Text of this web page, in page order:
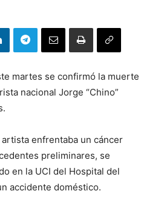
martes se confirmó la muerte
nacional Jorge “Chino”
enfrentaba un cáncer
preliminares, se
en la UCI del Hospital del
accidente doméstico.